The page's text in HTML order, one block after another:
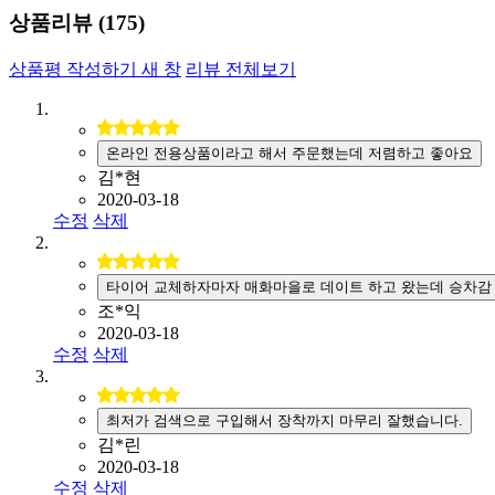
상품리뷰 (175)
상품평 작성하기 새 창 리뷰 전체보기
온라인 전용상품이라고 해서 주문했는데 저렴하고 좋아요
김*현
2020-03-18
수정 삭제
타이어 교체하자마자 매화마을로 데이트 하고 왔는데 승차
조*익
2020-03-18
수정 삭제
최저가 검색으로 구입해서 장착까지 마무리 잘했습니다.
김*린
2020-03-18
수정 삭제